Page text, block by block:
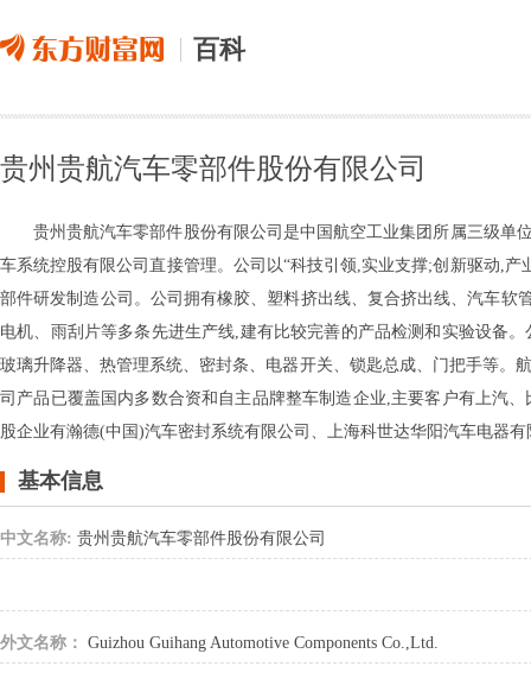
百科
贵州贵航汽车零部件股份有限公司
贵州贵航汽车零部件股份有限公司是中国航空工业集团所属三级单
车系统控股有限公司直接管理。公司以“科技引领,实业支撑;创新驱动,
部件研发制造公司。公司拥有橡胶、塑料挤出线、复合挤出线、汽车
电机、雨刮片等多条先进生产线,建有比较完善的产品检测和实验设备
玻璃升降器、热管理系统、密封条、电器开关、锁匙总成、门把手等。
司产品已覆盖国内多数合资和自主品牌整车制造企业,主要客户有上汽
股企业有瀚德(中国)汽车密封系统有限公司、上海科世达华阳汽车电器有
基本信息
中文名称: 贵州贵航汽车零部件股份有限公司
外文名称： Guizhou Guihang Automotive Components Co.,Ltd.